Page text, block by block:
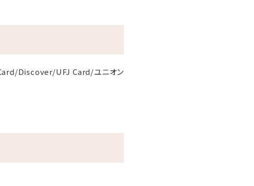
Discover/UFJ Card/ユニオン